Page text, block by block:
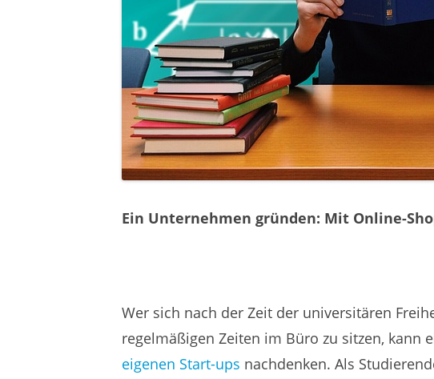
Ein Unternehmen gründen: Mit Online-
Wer sich nach der Zeit der universitären
regelmäßigen Zeiten im Büro zu sitzen, kann
eigenen Start-ups nachdenken. Als